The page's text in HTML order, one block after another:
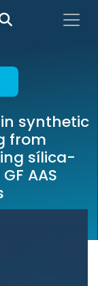
synthetic
from
sílica-
AAS